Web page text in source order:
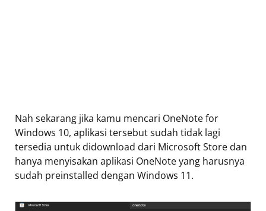
Nah sekarang jika kamu mencari OneNote for
Windows 10, aplikasi tersebut sudah tidak lagi
tersedia untuk didownload dari Microsoft Store dan
hanya menyisakan aplikasi OneNote yang harusnya
sudah preinstalled dengan Windows 11.